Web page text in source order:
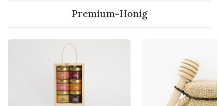
Premium-Honig